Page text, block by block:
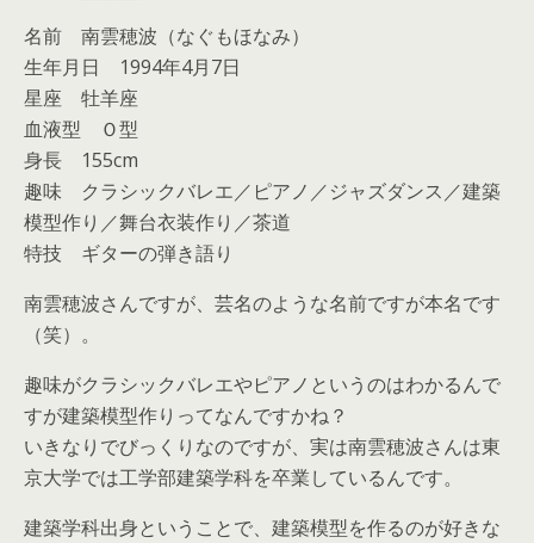
名前 南雲穂波（なぐもほなみ）
生年月日 1994年4月7日
星座 牡羊座
血液型 Ｏ型
身長 155cm
趣味 クラシックバレエ／ピアノ／ジャズダンス／建築
模型作り／舞台衣装作り／茶道
特技 ギターの弾き語り
南雲穂波さんですが、芸名のような名前ですが本名です
（笑）。
趣味がクラシックバレエやピアノというのはわかるんで
すが建築模型作りってなんですかね？
いきなりでびっくりなのですが、実は南雲穂波さんは東
京大学では工学部建築学科を卒業しているんです。
建築学科出身ということで、建築模型を作るのが好きな